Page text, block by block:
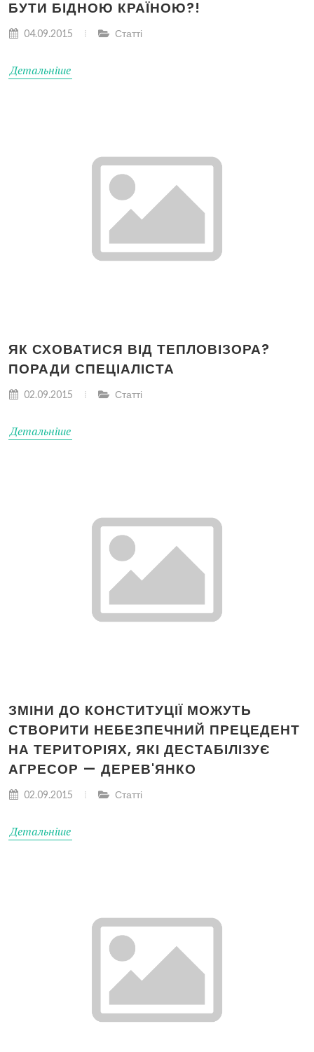
БУТИ БІДНОЮ КРАЇНОЮ?!
04.09.2015 Статті
Детальніше
ЯК СХОВАТИСЯ ВІД ТЕПЛОВІЗОРА?
ПОРАДИ СПЕЦІАЛІСТА
02.09.2015 Статті
Детальніше
ЗМІНИ ДО КОНСТИТУЦІЇ МОЖУТЬ
СТВОРИТИ НЕБЕЗПЕЧНИЙ ПРЕЦЕДЕНТ
НА ТЕРИТОРІЯХ, ЯКІ ДЕСТАБІЛІЗУЄ
АГРЕСОР — ДЕРЕВ'ЯНКО
02.09.2015 Статті
Детальніше